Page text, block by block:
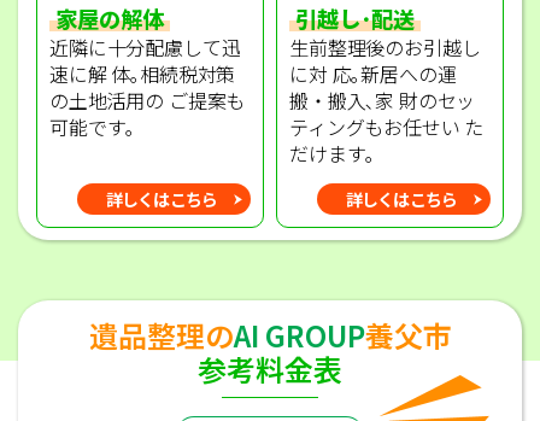
家屋の解体
近隣に十分配慮して迅
速に解 体｡相続税対策
の土地活用の ご提案も
可能です｡
詳しくはこちら
引越し･配送
生前整理後のお引越し
に対 応｡新居への運
搬・搬入､家 財のセッ
ティングもお任せい た
だけます｡
詳しくはこちら
遺品整理のAI GROUP養父市
参考料金表